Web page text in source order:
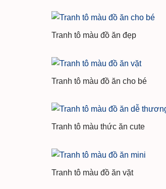
Tranh tô màu đồ ăn đẹp
Tranh tô màu đồ ăn cho bé
Tranh tô màu thức ăn cute
Tranh tô màu đồ ăn vặt